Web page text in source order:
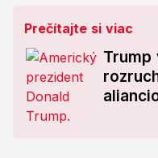
Prečítajte si viac
Trump